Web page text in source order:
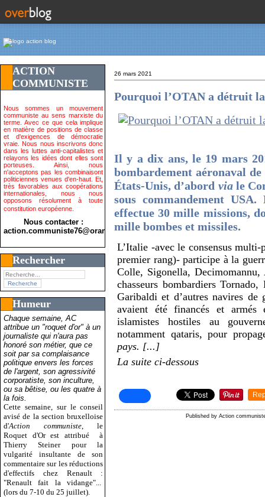
ACTION
COMMUNISTE
Nous sommes un mouvement
communiste au sens marxiste du
terme. Avec ce que cela implique
en matière de positions de classe
et d'exigences de démocratie
vraie. Nous nous inscrivons donc
dans les luttes anti-capitalistes et
relayons les idées dont elles sont
porteuses. Ainsi, nous
n'acceptons pas les combinaisont
politiciennes venues d'en-haut. Et,
très favorables aux coopérations
internationales, nous nous
opposons résolument à toute
constitution européenne.
Nous contacter :
action.communiste76@orange.fr>
Rechercher
Humeur
Chaque semaine, AC
attribue un "roquet d'or" à un
journaliste qui n'aura pas
honoré son métier, que ce
soit par sa complaisance
politique envers les forces
de l'argent, son agressivité
corporatiste, son inculture,
ou sa bêtise, ou les quatre à
la fois.
Cette semaine, sur le conseil
avisé de la section bruxelloise
d'Action communiste , le
Roquet d'Or est attribué
à
Thierry Steiner pour la
vulgarité insultante de son
commentaire sur les réductions
d'effectifs chez Renault :
"Renault fait la vidange"...
(lors du 7-10 du 25 juillet).
26 mars 2021
Pourquoi l’OTAN a détruit
Il y a dix ans, le 19 mars
bombardement aéronaval
États-Unis, d’abord viale
sous commandement
effectue 30 mille missions,
mille bombes et missiles.
L’Italie -avec le consensus
premier rang)- participe à la
Colle, Sigonella,
chasseurs bombardiers
Garibaldi et d’autres navires de
avaient été financés et
islamistes hostiles au
notamment qataris, pour
pays. [...]
La suite ci-dessous
Published by Action